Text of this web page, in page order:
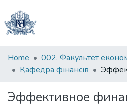
Communities
&
All of DSpace
Home
Кафедра фінансів
Эффективное